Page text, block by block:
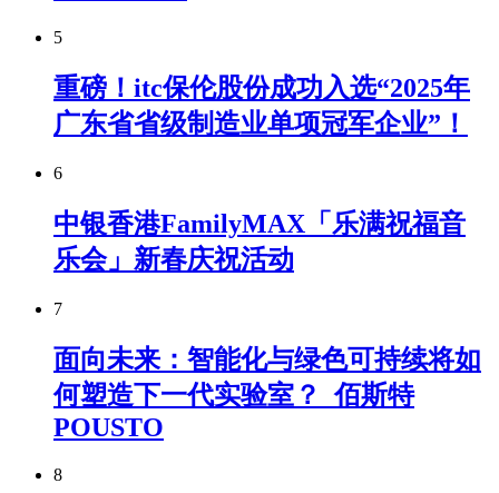
5
重磅！itc保伦股份成功入选“2025年
广东省省级制造业单项冠军企业”！
6
中银香港FamilyMAX「乐满祝福音
乐会」新春庆祝活动
7
面向未来：智能化与绿色可持续将如
何塑造下一代实验室？_佰斯特
POUSTO
8